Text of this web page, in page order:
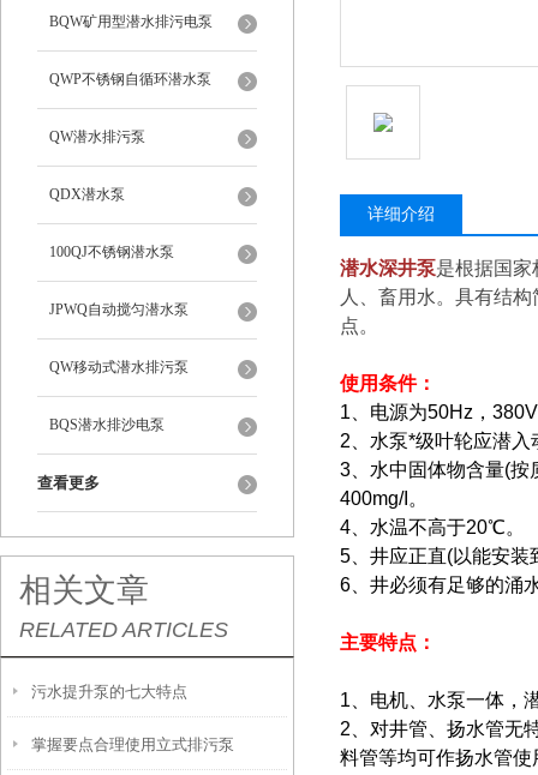
BQW矿用型潜水排污电泵
QWP不锈钢自循环潜水泵
QW潜水排污泵
QDX潜水泵
100QJ不锈钢潜水泵
JPWQ自动搅匀潜水泵
QW移动式潜水排污泵
BQS潜水排沙电泵
查看更多
相关文章
RELATED ARTICLES
污水提升泵的七大特点
掌握要点合理使用立式排污泵
详细介绍
潜水深井泵是根据国
人、畜用水。具有结
点。
使用条件：
1、电源为50Hz，
2、水泵*级叶轮应潜
3、水中固体物含量(按
400mg/I。
4、水温不高于20℃。
5、井应正直(以能安装
6、井必须有足够的涌
主要特点：
1、电机、水泵一体，
2、对井管、扬水管无
料管等均可作扬水管使